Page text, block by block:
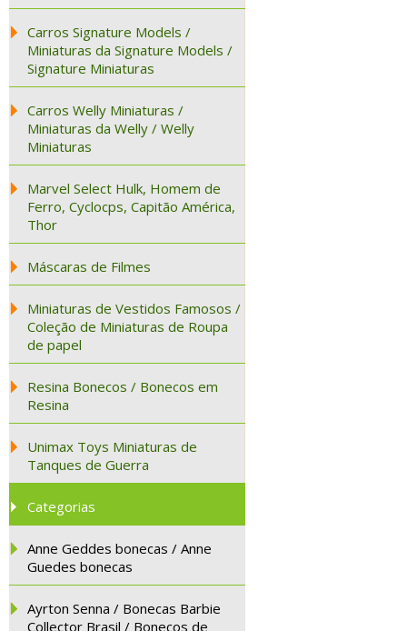
Carros Signature Models /
Miniaturas da Signature Models /
Signature Miniaturas
Carros Welly Miniaturas /
Miniaturas da Welly / Welly
Miniaturas
Marvel Select Hulk, Homem de
Ferro, Cyclocps, Capitão América,
Thor
Máscaras de Filmes
Miniaturas de Vestidos Famosos /
Coleção de Miniaturas de Roupa
de papel
Resina Bonecos / Bonecos em
Resina
Unimax Toys Miniaturas de
Tanques de Guerra
Categorias
Anne Geddes bonecas / Anne
Guedes bonecas
Ayrton Senna / Bonecas Barbie
Collector Brasil / Bonecos de